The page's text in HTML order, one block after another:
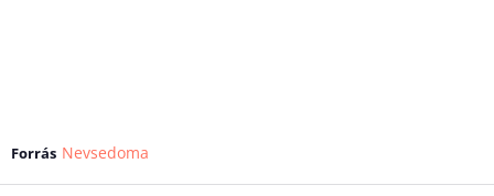
Forrás Nevsedoma